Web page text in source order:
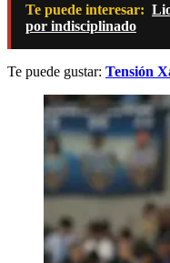
Te puede interesar:
por indisciplinado
Te puede gustar: Tensión